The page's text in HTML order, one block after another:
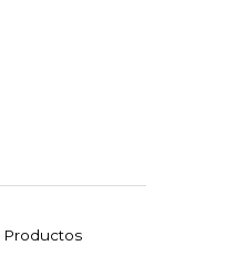
Productos